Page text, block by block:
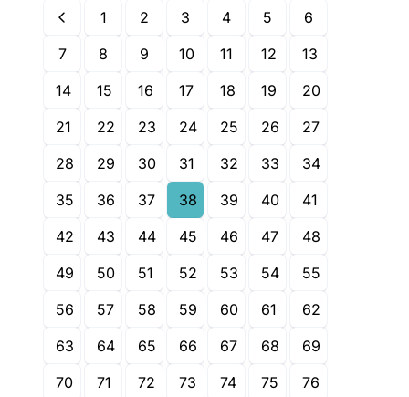
1 2 3 4 5
6
7
8 9 10 11 12
13
14
15 16 17 18 19
20
21
22 23 24 25 26
27
28
29 30 31 32 33
34
35
36 37 38 39 40
41
42
43 44 45 46 47
48
49
50 51 52 53 54
55
56
57 58 59 60 61
62
63
64 65 66 67 68
69
70
71 72 73 74 75
76